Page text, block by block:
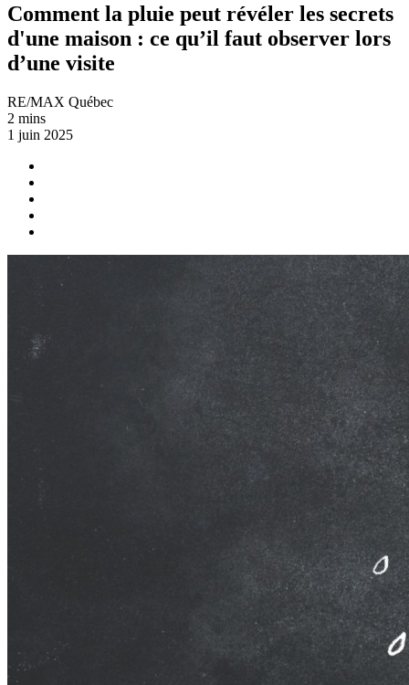
Comment la pluie peut révéler les secrets
d'une maison : ce qu’il faut observer lors
d’une visite
RE/MAX Québec
2 mins
1 juin 2025